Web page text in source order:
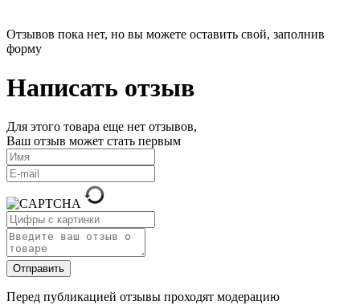
Отзывов пока нет, но вы можете оставить свой, заполнив
форму
Написать отзыв
Для этого товара еще нет отзывов,
Ваш отзыв может стать первым
Отправить
Перед публикацией отзывы проходят модерацию